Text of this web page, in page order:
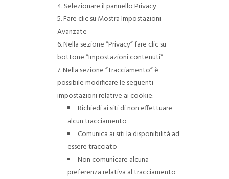
Selezionare il pannello Privacy
Fare clic su Mostra Impostazioni
Avanzate
Nella sezione “Privacy” fare clic su
bottone “Impostazioni contenuti“
Nella sezione “Tracciamento” è
possibile modificare le seguenti
impostazioni relative ai cookie:
Richiedi ai siti di non effettuare
alcun tracciamento
Comunica ai siti la disponibilità ad
essere tracciato
Non comunicare alcuna
preferenza relativa al tracciamento